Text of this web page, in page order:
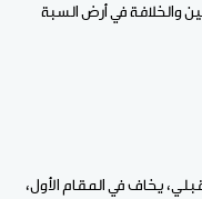
والخلافة في أرض السبة
يخاف في المقام الأول،